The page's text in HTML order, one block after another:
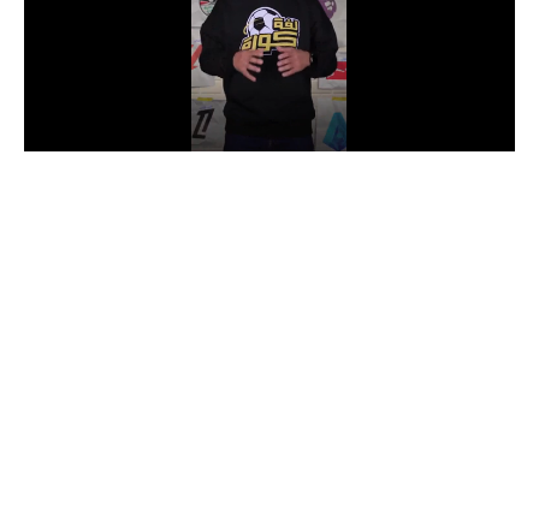
الدوري السعودي للمحترفين